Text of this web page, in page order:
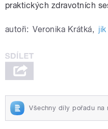
praktických zdravotních
autoři: Veronika Krátká, jik
Všechny díly pořadu na